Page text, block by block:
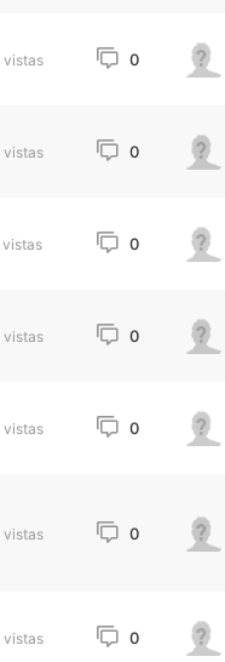
vistas 0
vistas 0
vistas 0
vistas 0
vistas 0
vistas 0
vistas 0